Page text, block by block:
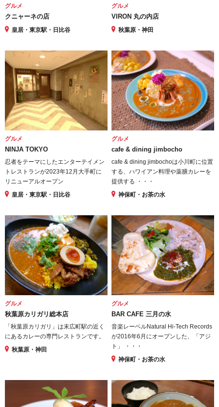
グルメ
クニャーネの店
皇居・東京駅・日比谷
グルメ
VIRON 丸の内店
秋葉原・神田
グルメ
NINJA TOKYO
忍者をテーマにしたエンターテイメン
トレストランが2023年12月大手町に
リニューアルオープン
皇居・東京駅・日比谷
グルメ
cafe & dining jimbocho
cafe & dining jimbochoは小川町に位置
する、ハワイアン料理や薬膳カレーを
提供する ・・・
神保町・お茶の水
グルメ
秋葉原カリガリ総本店
「秋葉原カリガリ」は末広町駅の近く
にあるカレーの専門レストランです。
秋葉原・神田
グルメ
BAR CAFE 三月の水
音楽レーベルNatural Hi-Tech Records
が2016年6月にオープンした、「アジ
ト」 ・・・
神保町・お茶の水